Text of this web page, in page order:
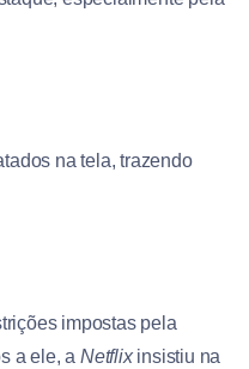
na tela, trazendo
impostas pela
a ele, a Netflixinsistiu na